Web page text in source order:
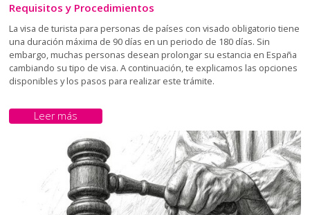
Requisitos y Procedimientos
La visa de turista para personas de países con visado obligatorio tiene
una duración máxima de 90 días en un periodo de 180 días. Sin
embargo, muchas personas desean prolongar su estancia en España
cambiando su tipo de visa. A continuación, te explicamos las opciones
disponibles y los pasos para realizar este trámite.
Leer más